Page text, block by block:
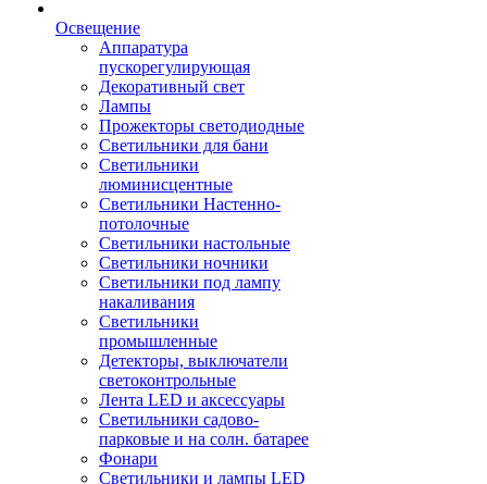
Освещение
Аппаратура
пускорегулирующая
Декоративный свет
Лампы
Прожекторы светодиодные
Светильники для бани
Светильники
люминисцентные
Светильники Настенно-
потолочные
Светильники настольные
Светильники ночники
Светильники под лампу
накаливания
Светильники
промышленные
Детекторы, выключатели
светоконтрольные
Лента LED и аксессуары
Светильники садово-
парковые и на солн. батарее
Фонари
Светильники и лампы LED